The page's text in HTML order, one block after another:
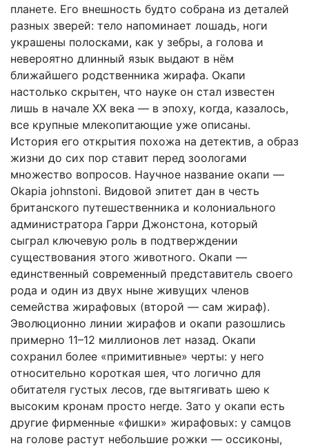
планете. Его внешность будто собрана из деталей
разных зверей: тело напоминает лошадь, ноги
украшены полосками, как у зебры, а голова и
невероятно длинный язык выдают в нём
ближайшего родственника жирафа. Окапи
настолько скрытен, что науке он стал известен
лишь в начале XX века — в эпоху, когда, казалось,
все крупные млекопитающие уже описаны.
История его открытия похожа на детектив, а образ
жизни до сих пор ставит перед зоологами
множество вопросов. Научное название окапи —
Okapia johnstoni. Видовой эпитет дан в честь
британского путешественника и колониального
администратора Гарри Джонстона, который
сыграл ключевую роль в подтверждении
существования этого животного. Окапи —
единственный современный представитель своего
рода и один из двух ныне живущих членов
семейства жирафовых (второй — сам жираф).
Эволюционно линии жирафов и окапи разошлись
примерно 11–12 миллионов лет назад. Окапи
сохранил более «примитивные» черты: у него
относительно короткая шея, что логично для
обитателя густых лесов, где вытягивать шею к
высоким кронам просто негде. Зато у окапи есть
другие фирменные «фишки» жирафовых: у самцов
на голове растут небольшие рожки — оссиконы,